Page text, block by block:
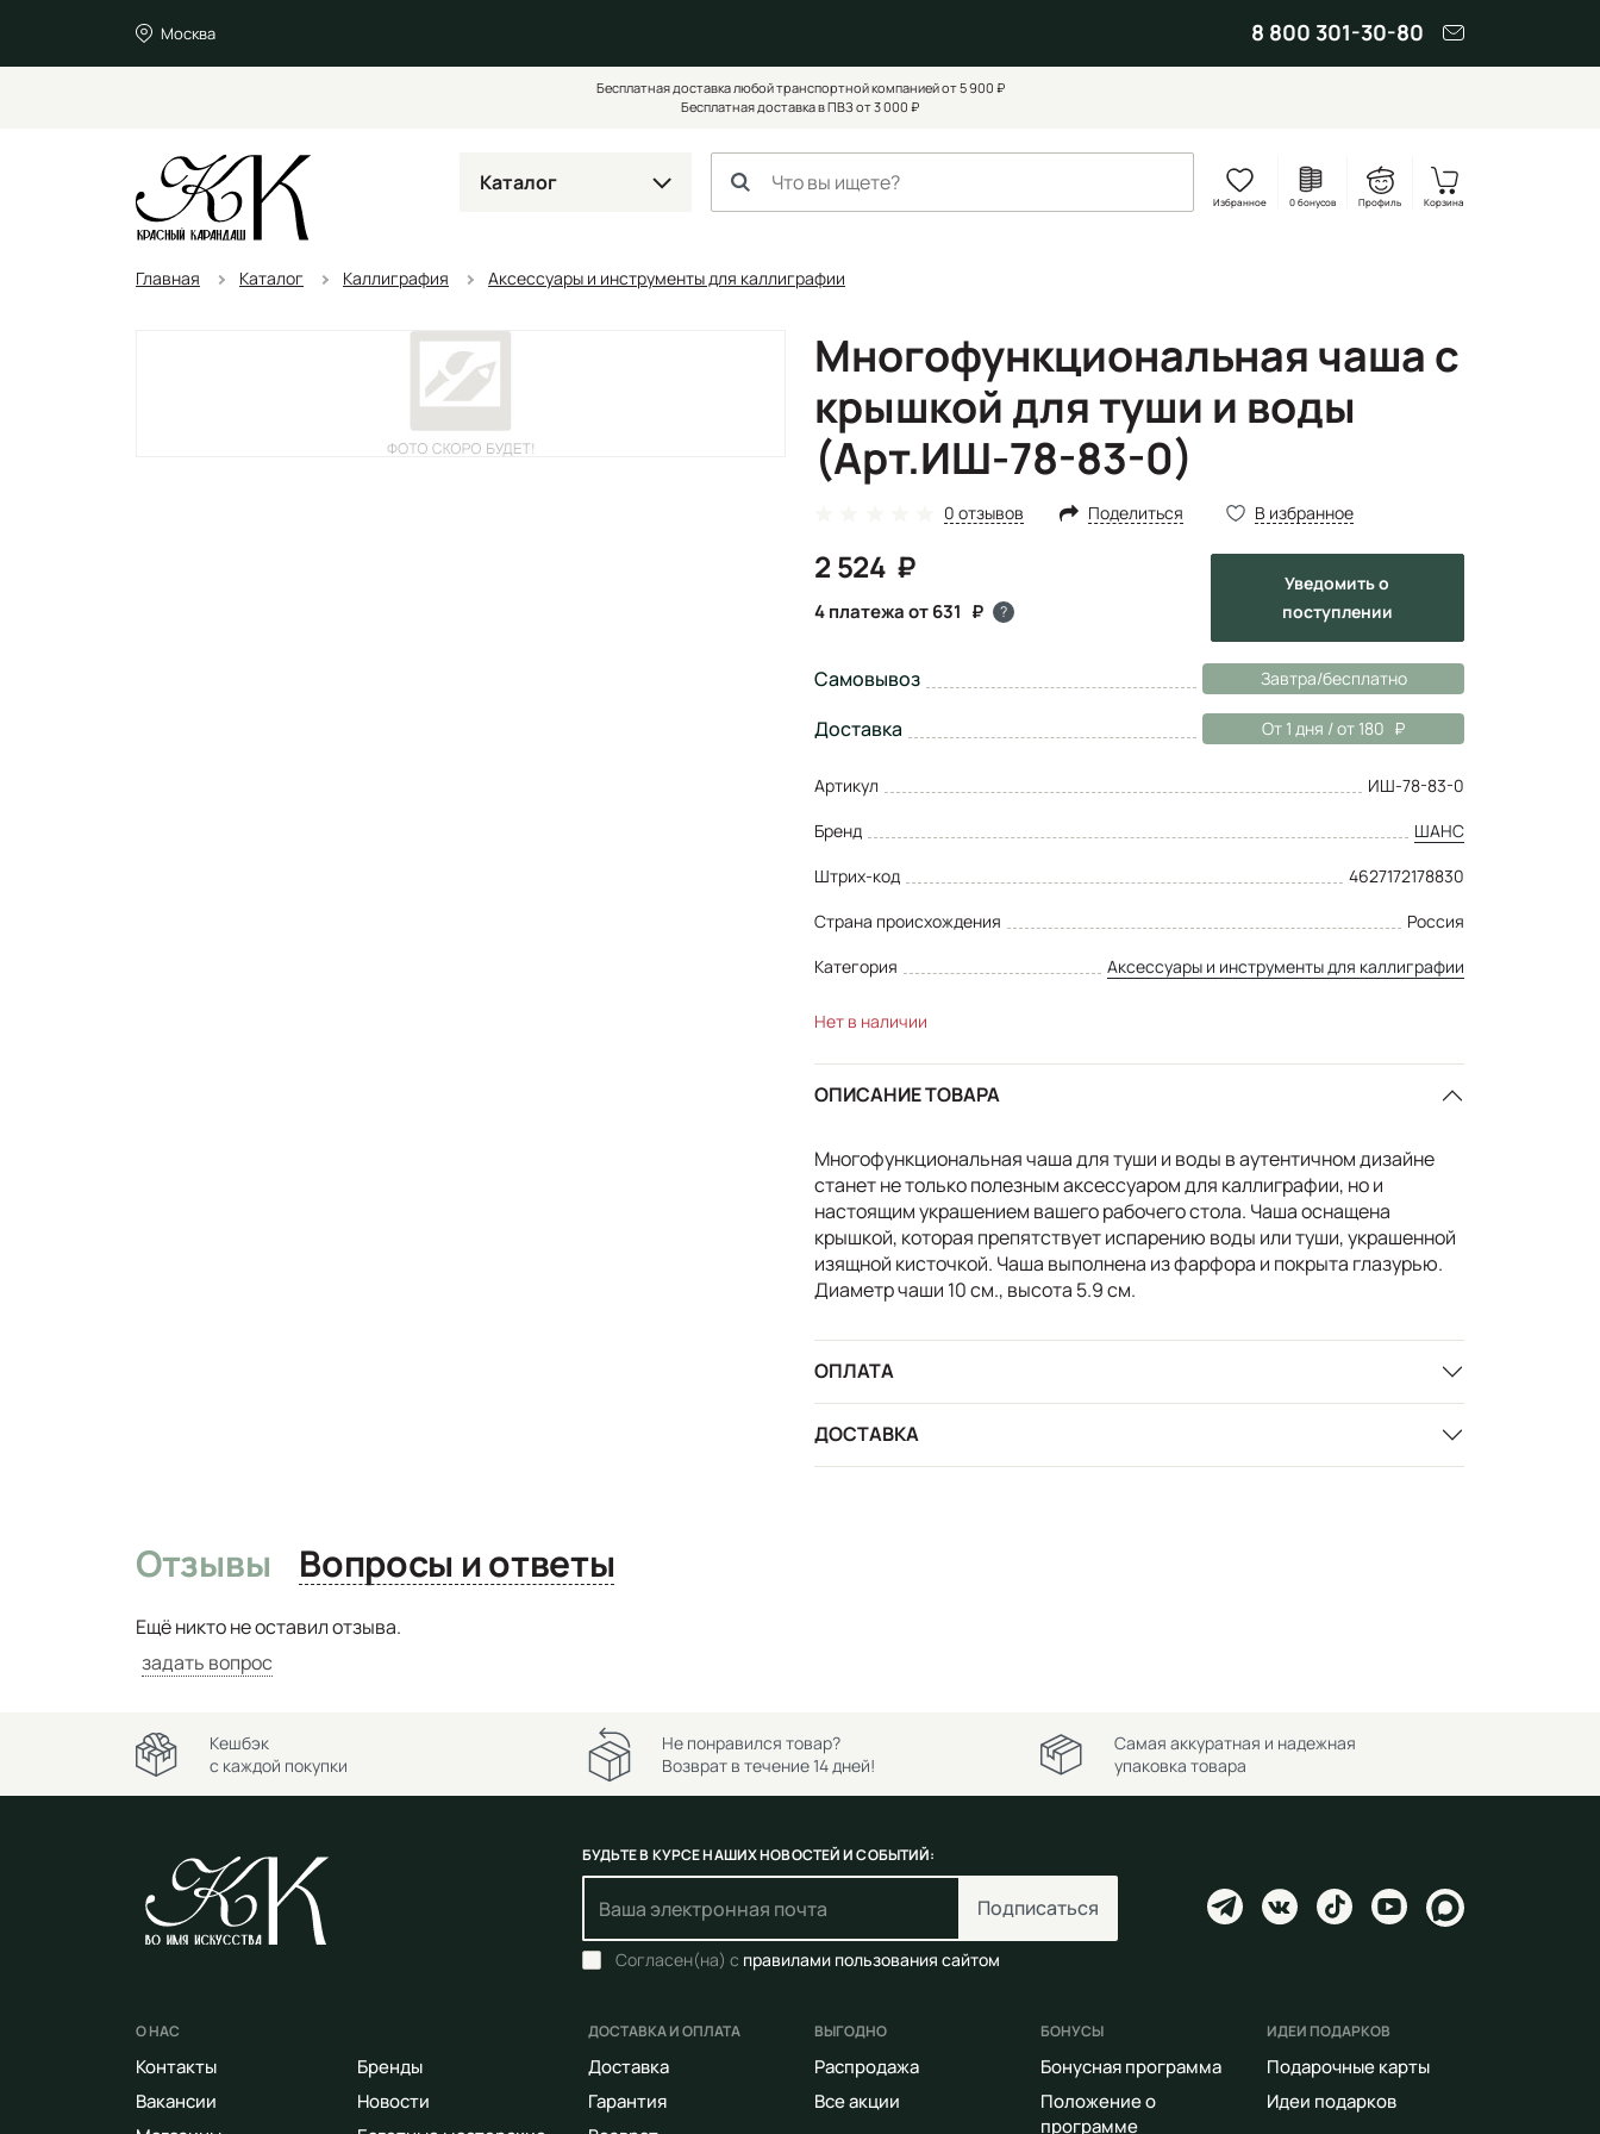
Москва 8 800 301-30-80
Бесплатная доставка любой транспортной компанией от 5 900 ₽
Бесплатная доставка в ПВЗ от 3 000 ₽
Каталог
Избранное 0 бонусов Профиль Корзина
Главная Каталог Каллиграфия Аксессуары и инструменты для каллиграфии
Многофункциональная чаша с
крышкой для туши и воды
(Арт.ИШ-78-83-0)
0 отзывов Поделиться В избранное
2 524
4 платежа от 631 ?
Уведомитьо
поступлении
Самовывоз Завтра/бесплатно
Доставка От 1 дня / от 180
Артикул
ИШ-78-83-0
Бренд
ШАНС
Штрих-код
4627172178830
Страна происхождения
Россия
Категория
Аксессуары и инструменты для каллиграфии
Нет в наличии
ОПИСАНИЕ ТОВАРА
Многофункциональная чаша для туши и воды в аутентичном дизайне
станет не только полезным аксессуаром для каллиграфии, но и
настоящим украшением вашего рабочего стола. Чаша оснащена
крышкой, которая препятствует испарению воды или туши, украшенной
изящной кисточкой. Чаша выполнена из фарфора и покрыта глазурью.
Диаметр чаши 10 см., высота 5.9 см.
ОПЛАТА
ДОСТАВКА
Отзывы Вопросы и ответы
Ещё никто не оставил отзыва.
задать вопрос
Кешбэк
с каждой покупки
Не понравился товар?
Возврат в течение 14 дней!
Самая аккуратная и надежная
упаковка товара
БУДЬТЕ В КУРСЕ НАШИХ НОВОСТЕЙ И СОБЫТИЙ:
Подписаться
Согласен(на) с правилами пользования сайтом
О НАС
Контакты
Вакансии
Бренды
Новости
ДОСТАВКА И ОПЛАТА
Доставка
Гарантия
ВЫГОДНО
Распродажа
Все акции
БОНУСЫ
Бонусная программа
Положение о
программе
ИДЕИ ПОДАРКОВ
Подарочные карты
Идеи подарков